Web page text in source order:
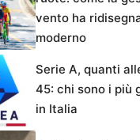
vento ha
moderno
Serie A, quanti
45: chi sono i più
in Italia